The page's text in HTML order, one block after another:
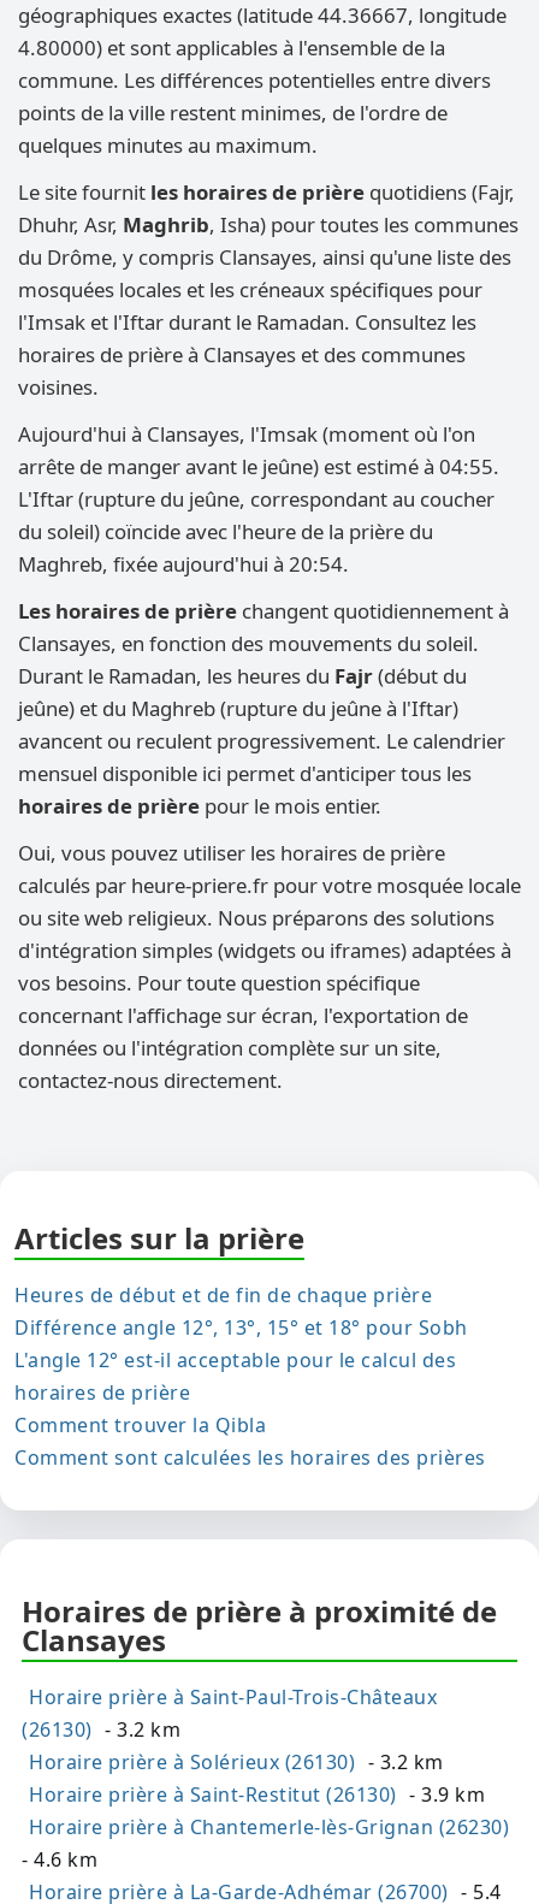
géographiques exactes (latitude 44.36667, longitude
4.80000) et sont applicables à l'ensemble de la
commune. Les différences potentielles entre divers
points de la ville restent minimes, de l'ordre de
quelques minutes au maximum.
Le site fournit les horaires de prière quotidiens (Fajr,
Dhuhr, Asr, Maghrib, Isha) pour toutes les communes
du Drôme, y compris Clansayes, ainsi qu'une liste des
mosquées locales et les créneaux spécifiques pour
l'Imsak et l'Iftar durant le Ramadan. Consultez les
horaires de prière à Clansayes et des communes
voisines.
Aujourd'hui à Clansayes, l'Imsak (moment où l'on
arrête de manger avant le jeûne) est estimé à 04:55.
L'Iftar (rupture du jeûne, correspondant au coucher
du soleil) coïncide avec l'heure de la prière du
Maghreb, fixée aujourd'hui à 20:54.
Les horaires de prière changent quotidiennement à
Clansayes, en fonction des mouvements du soleil.
Durant le Ramadan, les heures du Fajr(début du
jeûne) et du Maghreb (rupture du jeûne à l'Iftar)
avancent ou reculent progressivement. Le calendrier
mensuel disponible ici permet d'anticiper tous les
horaires de prière pour le mois entier.
Oui, vous pouvez utiliser les horaires de prière
calculés par heure-priere.fr pour votre mosquée locale
ou site web religieux. Nous préparons des solutions
d'intégration simples (widgets ou iframes) adaptées à
vos besoins. Pour toute question spécifique
concernant l'affichage sur écran, l'exportation de
données ou l'intégration complète sur un site,
contactez-nous directement.
Articles sur la prière
Heures de début et de fin de chaque prière
Différence angle 12°, 13°, 15° et 18° pour Sobh
L'angle 12° est-il acceptable pour le calcul des
horaires de prière
Comment trouver la Qibla
Comment sont calculées les horaires des prières
Horaires de prière à proximité de
Clansayes
Horaire prière à Saint-Paul-Trois-Châteaux
(26130) - 3.2 km
Horaire prière à Solérieux (26130) - 3.2 km
Horaire prière à Saint-Restitut (26130) - 3.9 km
Horaire prière à Chantemerle-lès-Grignan (26230)
- 4.6 km
Horaire prière à La-Garde-Adhémar (26700) - 5.4